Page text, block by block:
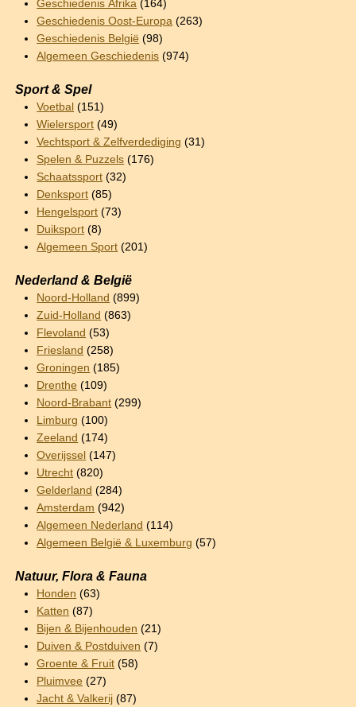
Geschiedenis Afrika (164)
Geschiedenis Oost-Europa (263)
Geschiedenis België (98)
Algemeen Geschiedenis (974)
Sport & Spel
Voetbal (151)
Wielersport (49)
Vechtsport & Zelfverdediging (31)
Spelen & Puzzels (176)
Schaatssport (32)
Denksport (85)
Hengelsport (73)
Duiksport (8)
Algemeen Sport (201)
Nederland & België
Noord-Holland (899)
Zuid-Holland (863)
Flevoland (53)
Friesland (258)
Groningen (185)
Drenthe (109)
Noord-Brabant (299)
Limburg (100)
Zeeland (174)
Overijssel (147)
Utrecht (820)
Gelderland (284)
Amsterdam (942)
Algemeen Nederland (114)
Algemeen België & Luxemburg (57)
Natuur, Flora & Fauna
Honden (63)
Katten (87)
Bijen & Bijenhouden (21)
Duiven & Postduiven (7)
Groente & Fruit (58)
Pluimvee (27)
Jacht & Valkerij (87)